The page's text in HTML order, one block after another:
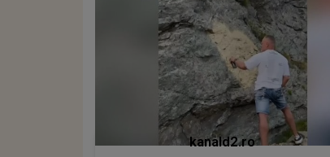
kanald2.ro